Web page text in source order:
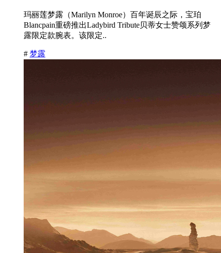
玛丽莲梦露（Marilyn Monroe）百年诞辰之际，宝珀
Blancpain重磅推出Ladybird Tribute贝蒂女士赞颂系列梦
露限定款腕表。该限定..
# 梦露